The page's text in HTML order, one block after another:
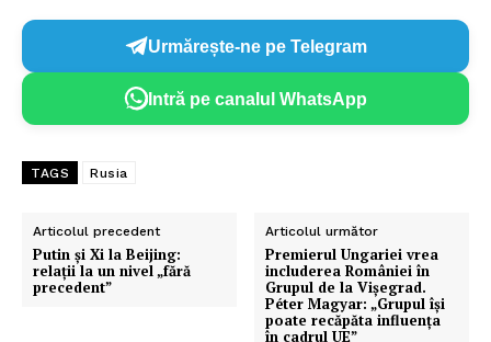
Urmărește-ne pe Telegram
Intră pe canalul WhatsApp
TAGS Rusia
Articolul precedent
Putin și Xi la Beijing:
relații la un nivel „fără
precedent”
Articolul următor
Premierul Ungariei vrea
includerea României în
Grupul de la Vișegrad.
Péter Magyar: „Grupul își
poate recăpăta influența
în cadrul UE”